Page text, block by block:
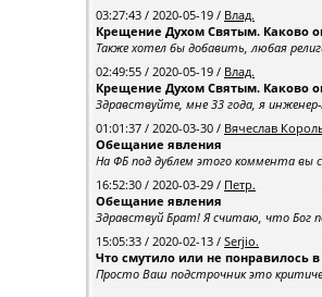
03:27:43 / 2020-05-19 / Влад.
Крещение Духом Святым. Каково
Также хотел бы добавить, любая
02:49:55 / 2020-05-19 / Влад.
Крещение Духом Святым. Каково
Здравствуйте, мне 33 года, я инженер-
01:01:37 / 2020-03-30 / Вячеслав
Обещание явления
На ФБ под дублем этого коммента вы
16:52:30 / 2020-03-29 / Петр.
Обещание явления
Здравствуй Брат! Я считаю, что Бог
15:05:33 / 2020-02-13 / Serjio.
Что смутило или не понравилось
Просто Ваш подстрочник это